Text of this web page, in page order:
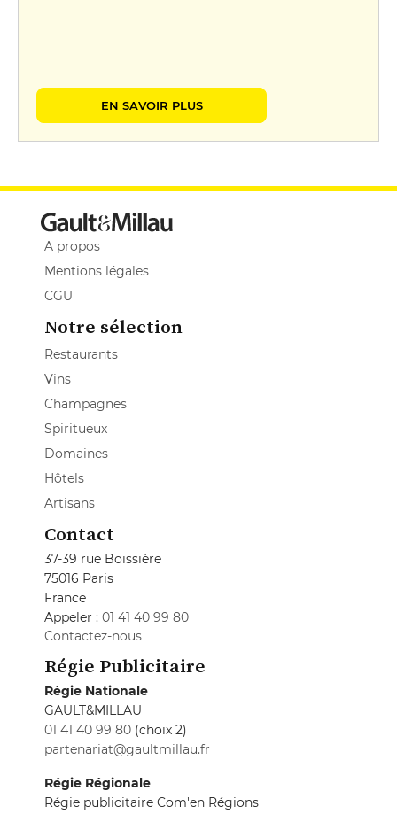
EN SAVOIR PLUS
A propos
Mentions légales
CGU
Notre sélection
Restaurants
Vins
Champagnes
Spiritueux
Domaines
Hôtels
Artisans
Contact
37-39 rue Boissière
75016 Paris
France
Appeler : 01 41 40 99 80
Contactez-nous
Régie Publicitaire
Régie Nationale
GAULT&MILLAU
01 41 40 99 80 (choix 2)
partenariat@gaultmillau.fr
Régie Régionale
Régie publicitaire Com'en Régions